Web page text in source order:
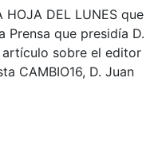
DEL LUNES que
Prensa que presidía D.
artículo sobre el editor
CAMBIO16, D. Juan